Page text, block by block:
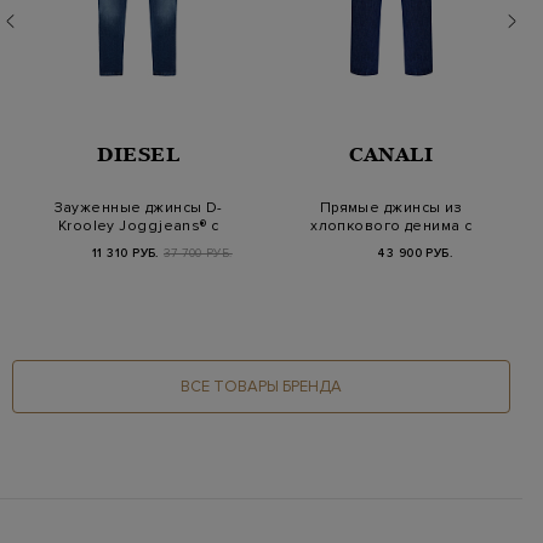
DIESEL
Зауженные джинсы D-
Krooley Joggjeans® с
эластичным поя…
11 310 РУБ. 37 700 РУБ.
CANALI
Прямые джинсы из
хлопкового денима с
кожаным патчем
43 900 РУБ.
ВСЕ ТОВАРЫ БРЕНДА